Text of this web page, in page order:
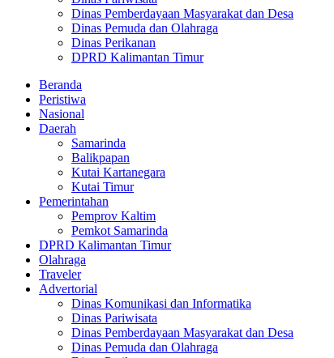
Dinas Pemberdayaan Masyarakat dan Desa
Dinas Pemuda dan Olahraga
Dinas Perikanan
DPRD Kalimantan Timur
Beranda
Peristiwa
Nasional
Daerah
Samarinda
Balikpapan
Kutai Kartanegara
Kutai Timur
Pemerintahan
Pemprov Kaltim
Pemkot Samarinda
DPRD Kalimantan Timur
Olahraga
Traveler
Advertorial
Dinas Komunikasi dan Informatika
Dinas Pariwisata
Dinas Pemberdayaan Masyarakat dan Desa
Dinas Pemuda dan Olahraga